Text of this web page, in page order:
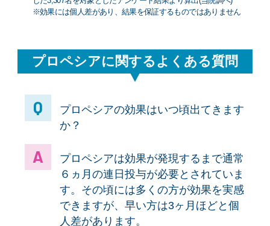
※効果には個人差があり、結果を保証するものではありません
プロペシアに関するよくある質問
プロペシアの効果はいつ頃出てきます
か？
プロペシアは効果が発現するまで通常
６ヵ月の連日投与が必要とされていま
す。その頃には多くの方が効果を実感
できますが、早い方は3ヶ月ほどと個
人差があります。